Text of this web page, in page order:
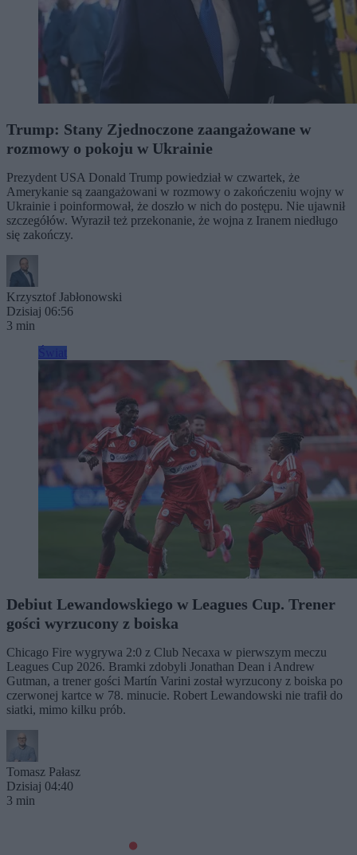
Trump: Stany Zjednoczone zaangażowane w
rozmowy o pokoju w Ukrainie
Prezydent USA Donald Trump powiedział w czwartek, że
Amerykanie są zaangażowani w rozmowy o zakończeniu wojny w
Ukrainie i poinformował, że doszło w nich do postępu. Nie ujawnił
szczegółów. Wyraził też przekonanie, że wojna z Iranem niedługo
się zakończy.
Krzysztof Jabłonowski
Dzisiaj 06:56
3 min
Debiut Lewandowskiego w Leagues Cup. Trener
gości wyrzucony z boiska
Chicago Fire wygrywa 2:0 z Club Necaxa w pierwszym meczu
Leagues Cup 2026. Bramki zdobyli Jonathan Dean i Andrew
Gutman, a trener gości Martín Varini został wyrzucony z boiska po
czerwonej kartce w 78. minucie. Robert Lewandowski nie trafił do
siatki, mimo kilku prób.
Tomasz Pałasz
Dzisiaj 04:40
3 min